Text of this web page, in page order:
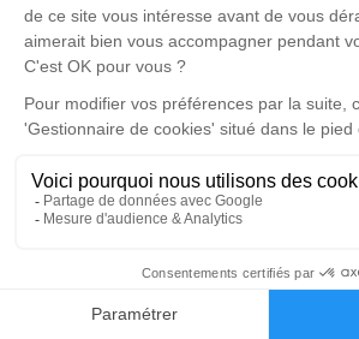
Faire-part
vendredi 07 juin 2024 à 10h00
Église Saint Pierre d'Anse
4, Rue du Père Ogier